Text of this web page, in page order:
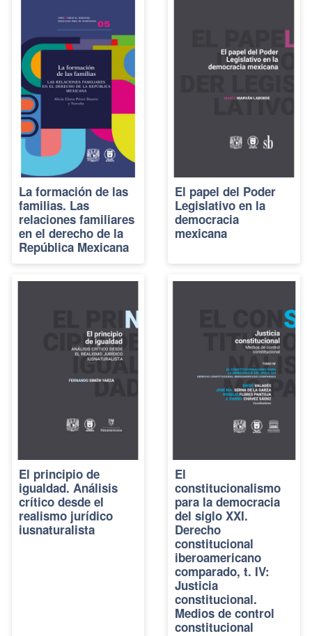
La formación de las
familias. Las
relaciones familiares
en el derecho de la
República Mexicana
El papel del Poder
Legislativo en la
democracia
mexicana
El principio de
igualdad. Análisis
crítico desde el
realismo jurídico
iusnaturalista
El
constitucionalismo
para la democracia
del siglo XXI.
Derecho
constitucional
iberoamericano
comparado, t. IV:
Justicia
constitucional.
Medios de control
constitucional